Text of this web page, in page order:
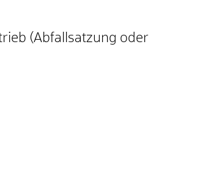
(Abfallsatzung oder